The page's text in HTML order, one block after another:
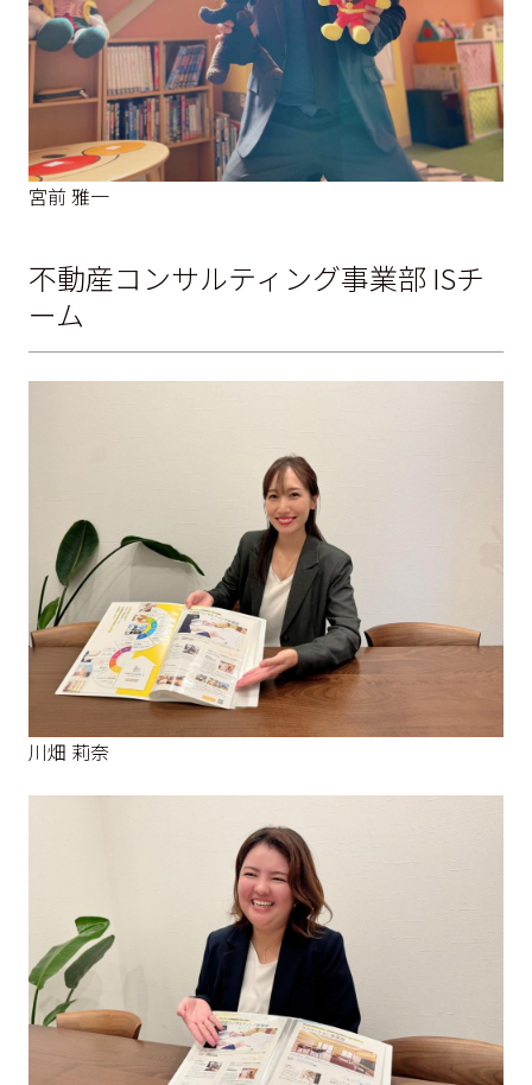
宮前 雅一
不動産コンサルティング事業部 ISチ
ーム
川畑 莉奈